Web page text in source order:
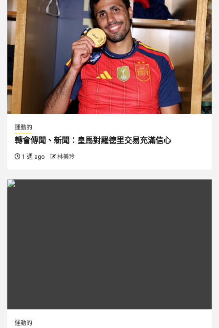
運動的
轉會傳聞、新聞：皇馬對羅德里交易充滿信心
1 週 ago 林美玲
運動的